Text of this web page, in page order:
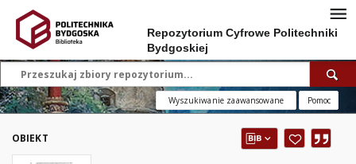
Repozytorium Cyfrowe Politechniki
Bydgoskiej
Wyszukiwanie zaawansowane Pomoc
OBIEKT